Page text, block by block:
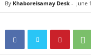
By Khaboreisamay Desk - June